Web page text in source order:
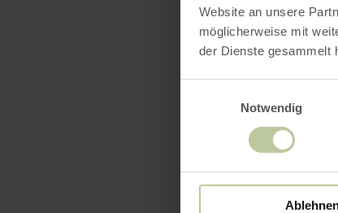
Website an unsere
möglicherweise mit
der Dienste gesammelt
Notwendig